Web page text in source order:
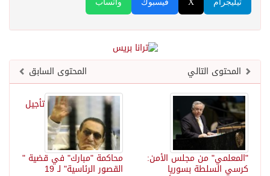
واتساب فيسبوك X تيليجرام
المحتوى السابق
المحتوى التالي
تأجيل
محاكمة "مبارك" في قضية "
القصور الرئاسية" لـ 19
"المعلمي" من مجلس الأمن:
كرسي السلطة بسوريا